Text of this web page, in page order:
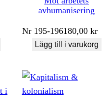
avhumanisering
Nr 195-196180,00 kr
Lägg till i varukorg